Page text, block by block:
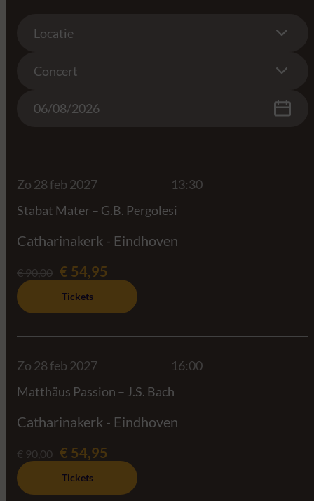
Locatie
Concert
Zo 28 feb 2027
13:30
Stabat Mater – G.B. Pergolesi
Catharinakerk - Eindhoven
€ 90,00 € 54,95
Tickets
Zo 28 feb 2027
16:00
Matthäus Passion – J.S. Bach
Catharinakerk - Eindhoven
€ 90,00 € 54,95
Tickets